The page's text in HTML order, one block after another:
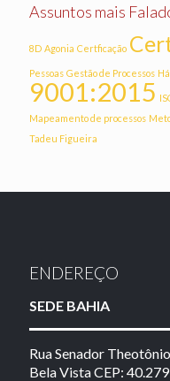
Assuntos mais
8D Agonia Certficação
Pessoas Gestão de Processos
9001:2015
Mapeamento de processos
Tadeu Figueira
ENDEREÇO
SEDE BAHIA
Rua Senador
Bela Vista CEP: